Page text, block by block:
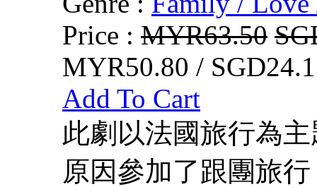
Price : MYR63.50
MYR50.80 /
Add To Cart
此劇以法國旅行為
原因參加了跟團旅